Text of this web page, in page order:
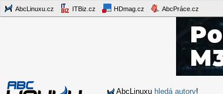
AbcLinuxu.cz ITBiz.cz HDmag.cz AbcPráce.cz
AbcLinuxu hledá autory!